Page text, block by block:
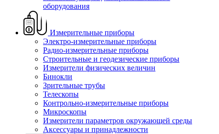
оборудования
Измерительные приборы
Электро-измерительные приборы
Радио-измерительные приборы
Строительные и геодезические приборы
Измерители физических величин
Бинокли
Зрительные трубы
Телескопы
Контрольно-измерительные приборы
Микроскопы
Измерители параметров окружающей среды
Аксессуары и принадлежности